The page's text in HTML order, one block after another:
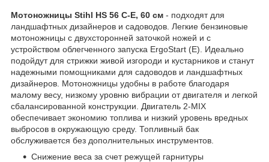
Мотоножницы Stihl HS 56 С-Е, 60 см - подходят для
ландшафтных дизайнеров и садоводов. Легкие бензиновые
мотоножницы с двухсторонней заточкой ножей и с
устройством облегченного запуска ErgoStart (E). Идеально
подойдут для стрижки живой изгороди и кустарников и станут
надежными помощниками для садоводов и ландшафтных
дизайнеров. Мотоножницы удобны в работе благодаря
малому весу, низкому уровню вибрации от двигателя и легкой
сбалансированной конструкции. Двигатель 2-MIX
обеспечивает экономию топлива и низкий уровень вредных
выбросов в окружающую среду. Топливный бак
обслуживается без дополнительных инструментов.
Снижение веса за счет режущей гарнитуры